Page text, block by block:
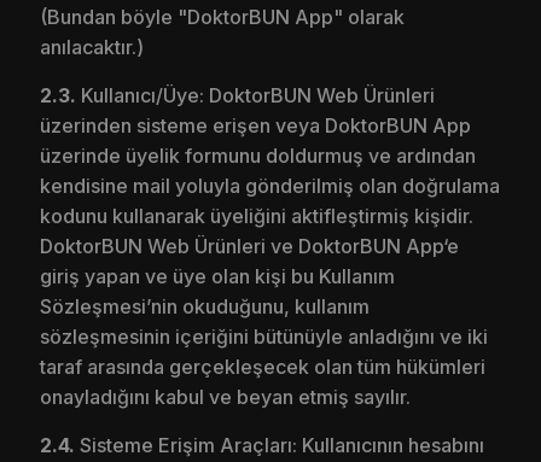
(Bundan böyle "DoktorBUN App" olarak
anılacaktır.)
2.3. Kullanıcı/Üye: DoktorBUN Web Ürünleri
üzerinden sisteme erişen veya DoktorBUN App
üzerinde üyelik formunu doldurmuş ve ardından
kendisine mail yoluyla gönderilmiş olan doğrulama
kodunu kullanarak üyeliğini aktifleştirmiş kişidir.
DoktorBUN Web Ürünleri ve DoktorBUN App‘e
giriş yapan ve üye olan kişi bu Kullanım
Sözleşmesi’nin okuduğunu, kullanım
sözleşmesinin içeriğini bütünüyle anladığını ve iki
taraf arasında gerçekleşecek olan tüm hükümleri
onayladığını kabul ve beyan etmiş sayılır.
2.4. Sisteme Erişim Araçları: Kullanıcının hesabını